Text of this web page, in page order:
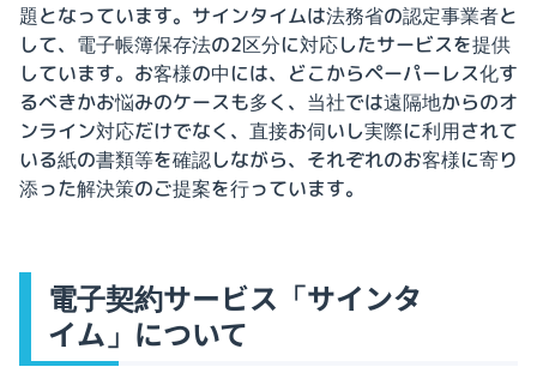
題となっています。サインタイムは法務省の認定事業者と
して、電子帳簿保存法の2区分に対応したサービスを提供
しています。お客様の中には、どこからペーパーレス化す
るべきかお悩みのケースも多く、当社では遠隔地からのオ
ンライン対応だけでなく、直接お伺いし実際に利用されて
いる紙の書類等を確認しながら、それぞれのお客様に寄り
添った解決策のご提案を行っています。
電子契約サービス「サインタ
イム」について